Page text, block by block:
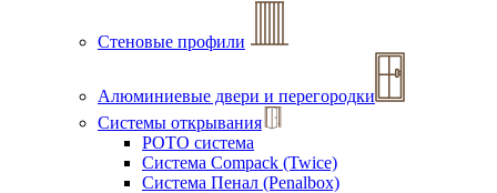
Стеновые профили
Алюминиевые двери и перегородки
Системы открывания
РОТО система
Система Compack (Twice)
Система Пенал (Penalbox)